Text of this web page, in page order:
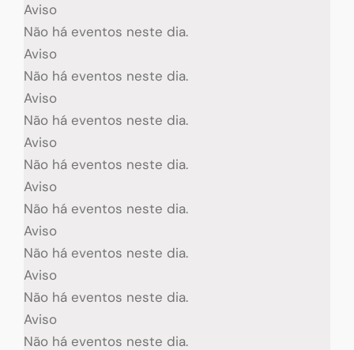
Aviso
Não há eventos neste dia.
Aviso
Não há eventos neste dia.
Aviso
Não há eventos neste dia.
Aviso
Não há eventos neste dia.
Aviso
Não há eventos neste dia.
Aviso
Não há eventos neste dia.
Aviso
Não há eventos neste dia.
Aviso
Não há eventos neste dia.